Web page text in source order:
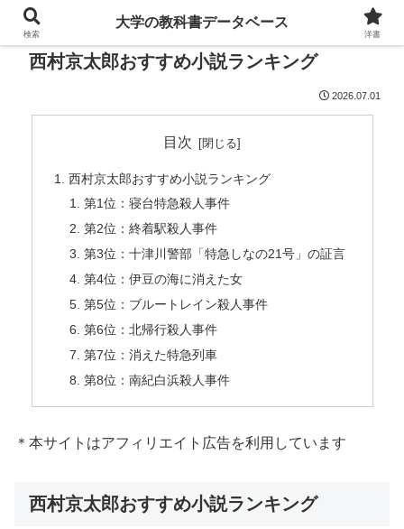
西村京太郎おすすめ小説ランキング
2026.07.01
目次
西村京太郎おすすめ小説ランキング
第1位：寝台特急殺人事件
第2位：終着駅殺人事件
第3位：十津川警部「特急しなの21号」の証言
第4位：伊豆の海に消えた女
第5位：ブルートレイン殺人事件
第6位：北帰行殺人事件
第7位：消えた特急列車
第8位：南紀白浜殺人事件
＊本サイトはアフィリエイト広告を利用しています
西村京太郎おすすめ小説ランキング
検索
大学の教科書データベース
洋書